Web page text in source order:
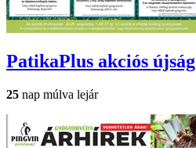
PatikaPlus akciós újság
25 nap múlva lejár